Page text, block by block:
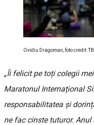
Ovidiu Dragoman, foto credit:
„Îi felicit pe toți colegii
Maratonul Internațional
responsabilitatea și
ne fac cinste tuturor.